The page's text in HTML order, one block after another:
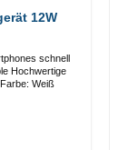
12W
schnell
Farbe: Weiß